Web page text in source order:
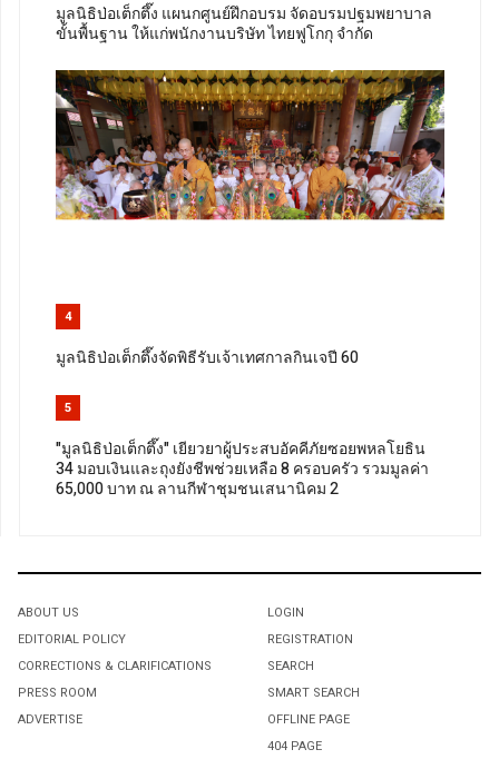
มูลนิธิป่อเต็กตึ๊ง แผนกศูนย์ฝึกอบรม จัดอบรมปฐมพยาบาล
ขั้นพื้นฐาน ให้แก่พนักงานบริษัท ไทยฟูโกกุ จำกัด
4
มูลนิธิป่อเต็กตึ๊งจัดพิธีรับเจ้าเทศกาลกินเจปี 60
5
"มูลนิธิป่อเต็กตึ๊ง" เยียวยาผู้ประสบอัคคีภัยซอยพหลโยธิน
34 มอบเงินและถุงยังชีพช่วยเหลือ 8 ครอบครัว รวมมูลค่า
65,000 บาท ณ ลานกีฬาชุมชนเสนานิคม 2
ABOUT US
EDITORIAL POLICY
CORRECTIONS & CLARIFICATIONS
PRESS ROOM
ADVERTISE
LOGIN
REGISTRATION
SEARCH
SMART SEARCH
OFFLINE PAGE
404 PAGE